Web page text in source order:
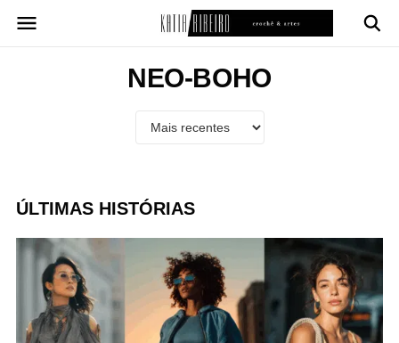
para
NEO-BOHO
ÚLTIMAS HISTÓRIAS